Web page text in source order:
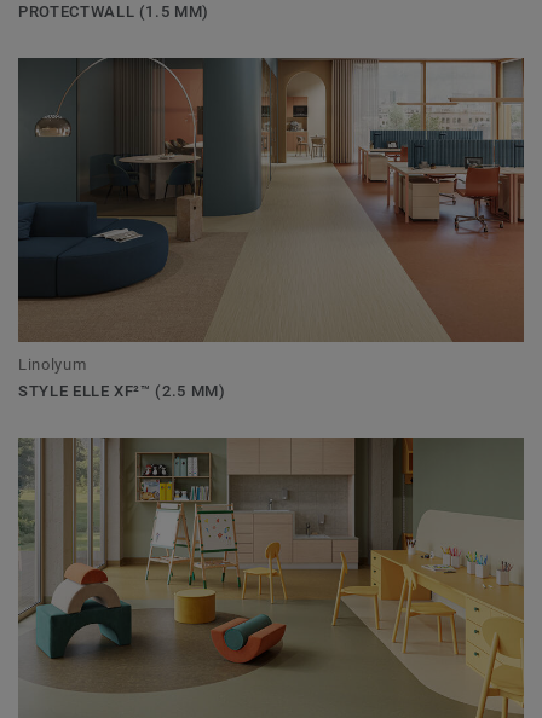
PROTECTWALL (1.5 MM)
Linolyum
STYLE ELLE XF²™ (2.5 MM)